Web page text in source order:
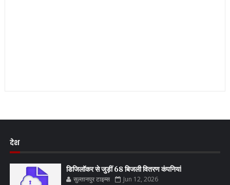
देश
डिजिलॉकर से जुड़ीं 68 बिजली वितरण कंपनियां
सुल्तानपुर टाइम्स Jun 12, 2026